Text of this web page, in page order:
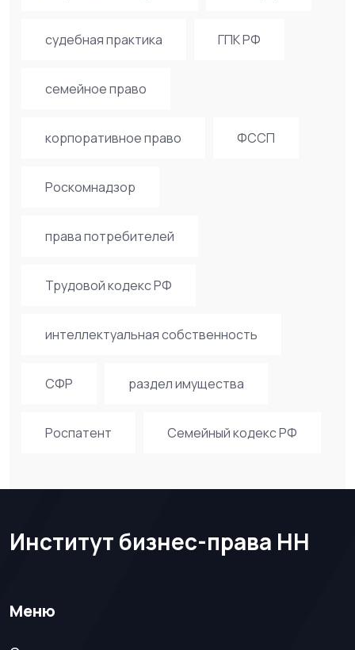
судебная практика ГПК РФ
семейное право
корпоративное право ФССП
Роскомнадзор
права потребителей
Трудовой кодекс РФ
интеллектуальная собственность
СФР раздел имущества
Роспатент Семейный кодекс РФ
Институт бизнес-права НН
Меню